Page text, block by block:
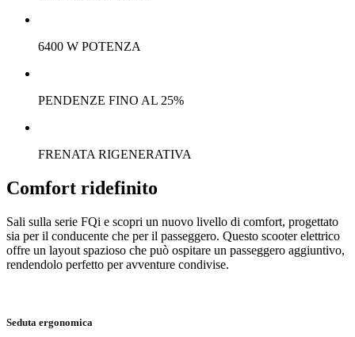
6400 W POTENZA
PENDENZE FINO AL 25%
FRENATA RIGENERATIVA
Comfort ridefinito
Sali sulla serie FQi e scopri un nuovo livello di comfort, progettato
sia per il conducente che per il passeggero. Questo scooter elettrico
offre un layout spazioso che può ospitare un passeggero aggiuntivo,
rendendolo perfetto per avventure condivise.
Seduta ergonomica